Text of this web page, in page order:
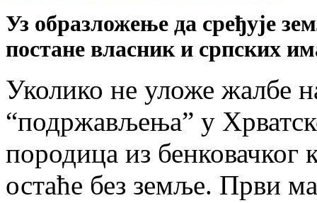
Уз образложење да сређује
постане власник и српских
Уколико не уложе жалбе
“подржављења” у
породица из бенковачког
остаће без земље. Први